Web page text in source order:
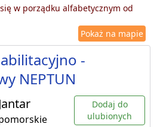
w porządku alfabetycznym od
Pokaż na mapie
-
NEPTUN
Dodaj do
ulubionych